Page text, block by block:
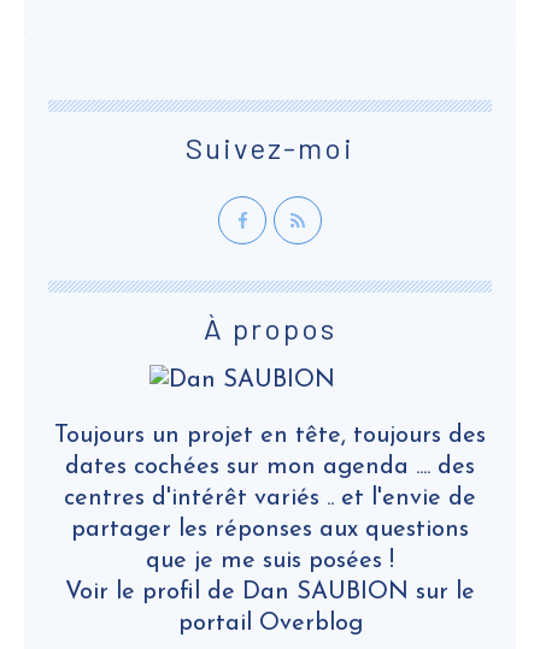
Suivez-moi
À propos
Toujours un projet en tête, toujours des
dates cochées sur mon agenda .... des
centres d'intérêt variés .. et l'envie de
partager les réponses aux questions
que je me suis posées !
Voir le profil de Dan SAUBION sur le
portail Overblog